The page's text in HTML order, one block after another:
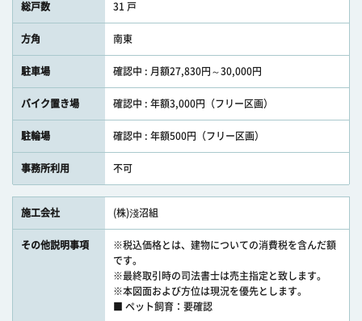
総戸数 31 戸
方角 南東
駐車場 確認中 : 月額27,830円～30,000円
バイク置き場 確認中 : 年額3,000円（フリー区画）
駐輪場 確認中 : 年額500円（フリー区画）
事務所利用 不可
施工会社 (株)淺沼組
その他説明事項
※税込価格とは、建物についての消費税を含んだ額
です。
※最終取引時の司法書士は売主指定と致します。
※本図面および方位は現況を優先とします。
■ ペット飼育：要確認